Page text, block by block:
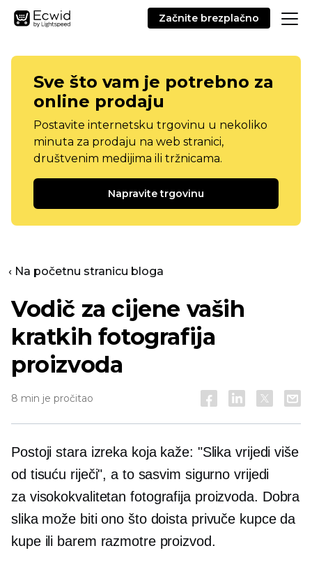
Začnite brezplačno
Sve što vam je potrebno za
online prodaju
Postavite internetsku trgovinu u nekoliko
minuta za prodaju na web stranici,
društvenim medijima ili tržnicama.
Napravite trgovinu
‹ Na početnu stranicu bloga
Vodič za cijene vaših
kratkih fotografija
proizvoda
8 min je pročitao
Postoji stara izreka koja kaže: "Slika vrijedi više
od tisuću riječi", a to sasvim sigurno vrijedi
za visokokvalitetan fotografija proizvoda. Dobra
slika može biti ono što doista privuče kupce da
kupe ili barem razmotre proizvod.